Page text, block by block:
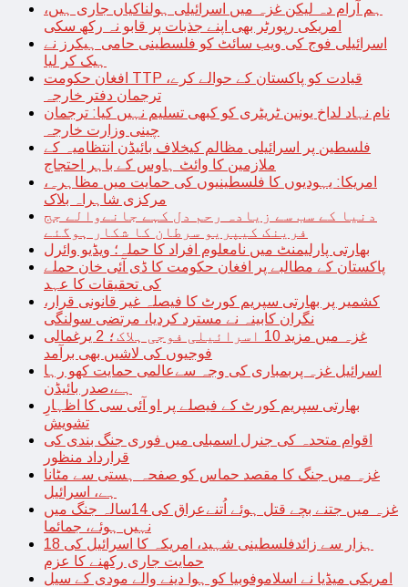
ہم آرام دہ لیکن غزہ میں اسرائیلی ہولناکیاں جاری ہیں،
امریکی رپورٹر بھی اپنے جذبات پر قابو نہ رکھ سکی
اسرائیلی فوج کی ویب سائٹ کو فلسطینی حامی ہیکرز نے
ہیک کر لیا
افغان حکومت TTP قیادت کو پاکستان کے حوالے کرے،
ترجمان دفتر خارجہ
نام نہاد لداخ یونین ٹریٹری کو کبھی تسلیم نہیں کیا: ترجمان
چینی وزارت خارجہ
فلسطین پر اسرائیلی مظالم کیخلاف بائیڈن انتظامیہ کے
ملازمین کا وائٹ ہاوس کے باہر احتجاج
امریکا: یہودیوں کا فلسطینیوں کی حمایت میں مظاہرہ،
مرکزی شاہراہ بلاک
دنیا کے سب سے زیادہ رحم دل کہے جانےوالے جج
فرینک کیپریو سرطان کا شکار ہوگئے
بھارتی پارلیمنٹ میں نامعلوم افراد کا حملہ؛ ویڈیو وائرل
پاکستان کے مطالبے پر افغان حکومت کا ڈی آئی خان حملے
کی تحقیقات کا عہد
کشمیر پر بھارتی سپریم کورٹ کا فیصلہ غیر قانونی قرار،
نگران کابینہ نے مسترد کردیا، مرتضی سولنگی
غزہ میں مزید 10 اسرائیلی فوجی ہلاک؛ 2 یرغمالی
فوجیوں کی لاشیں بھی برآمد
اسرائیل غزہ پربمباری کی وجہ سےعالمی حمایت کھو رہا
ہے،صدر بائیڈن
بھارتی سپریم کورٹ کے فیصلے پر او آئی سی کا اظہارِ
تشویش
اقوام متحدہ کی جنرل اسمبلی میں فوری جنگ بندی کی
قرارداد منظور
غزہ میں جنگ کا مقصد حماس کو صفحہ ہستی سے مٹانا
ہے، اسرائیل
غزہ میں جتنے بچے قتل ہوئے اُتنےعراق کی 14سالہ جنگ میں
نہیں ہوئے، جمائما
18 ہزار سے زائدفلسطینی شہید، امریکہ کا اسرائیل کی
حمایت جاری رکھنے کا عزم
امریکی میڈیا نے اسلاموفوبیا کو ہوا دینے والے مودی کے سیل